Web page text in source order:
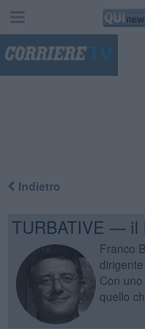
Indietro
TURBATIVE — il
Franco
Con
quello